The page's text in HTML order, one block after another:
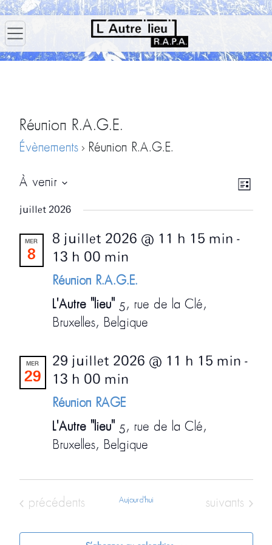
Réunion R.A.G.E.
Évènements Réunion R.A.G.E.
vues
Liste
À venir
Sélectionnez
date.
juillet 2026
MER
8
8 juillet 2026 @ 11 h 15 min -
13 h 00 min
Réunion R.A.G.E.
L'Autre "lieu" 5, rue de la Clé,
Bruxelles, Belgique
MER
29
29 juillet 2026 @ 11 h 15 min -
13 h 00 min
Réunion RAGE
L'Autre "lieu" 5, rue de la Clé,
Bruxelles, Belgique
Évènements
précédents Aujourd'hui Évènements
suivants